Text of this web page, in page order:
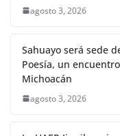
agosto 3, 2026
Sahuayo será sede
Poesía, un
Michoacán
agosto 3, 2026